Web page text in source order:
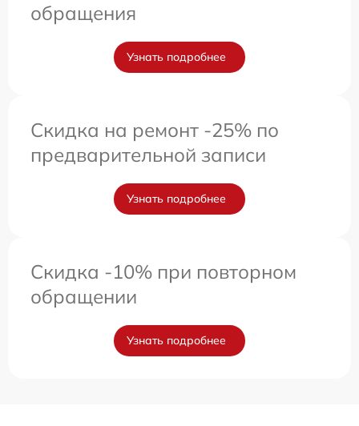
обращения
Узнать подробнее
Скидка на ремонт -25% по
предварительной записи
Узнать подробнее
Скидка -10% при повторном
обращении
Узнать подробнее